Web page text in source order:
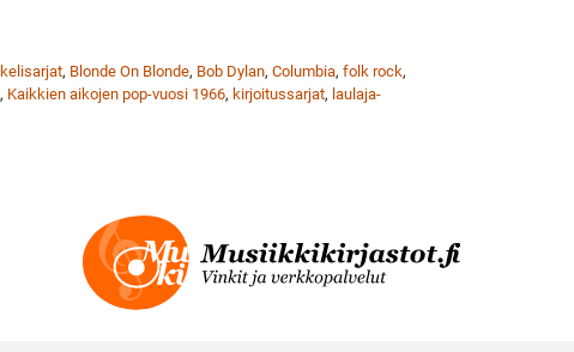
, Blonde On Blonde, Bob Dylan, Columbia, folk rock,
, Kaikkien aikojen pop-vuosi 1966, kirjoitussarjat, laulaja-